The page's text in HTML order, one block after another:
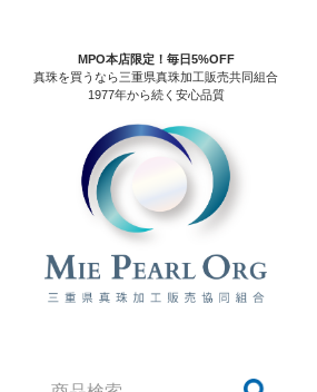
MPO本店限定！毎日5%OFF
真珠を買うなら三重県真珠加工販売共同組合
1977年から続く安心品質